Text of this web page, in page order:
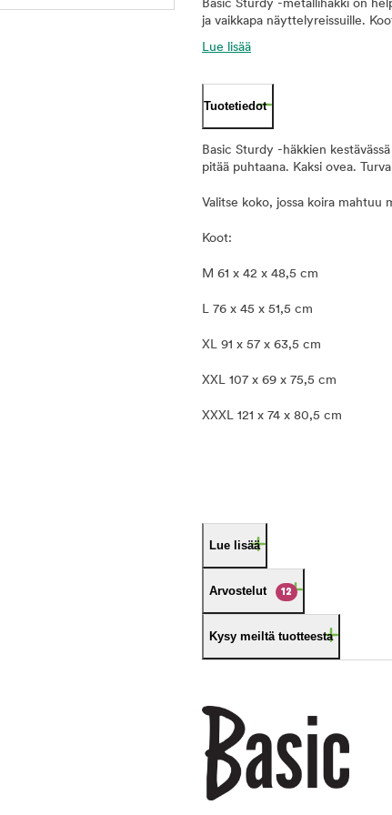
Basic Sturdy -metallihäkki on
ja vaikkapa näyttelyreissuille.
Lue lisää
Tuotetiedot
Basic Sturdy -häkkien
pitää puhtaana. Kaksi ovea.
Valitse koko, jossa koira mahtuu
Koot:
M 61 x 42 x 48,5 cm
L 76 x 45 x 51,5 cm
XL 91 x 57 x 63,5 cm
XXL 107 x 69 x 75,5 cm
XXXL 121 x 74 x 80,5 cm
Lue lisää
Arvostelut 12
Kysy meiltä tuotteesta